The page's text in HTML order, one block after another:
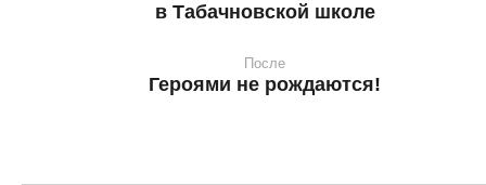
в Табачновской школе
После
Героями не рождаются!